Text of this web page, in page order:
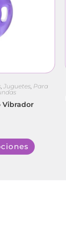
, Juguetes, Para
Vibrador